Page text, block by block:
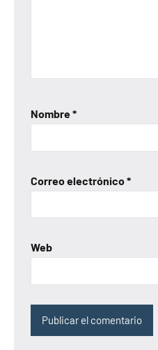
Nombre*
Correo electrónico*
Web